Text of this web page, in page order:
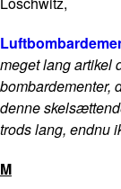
meget lang artikel
bombardementer,
denne
trods lang, endnu
M